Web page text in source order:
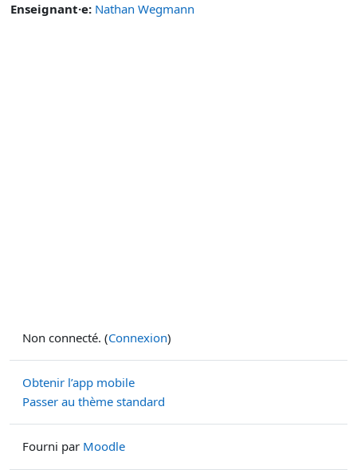
Enseignant·e: Nathan Wegmann
Non connecté. (Connexion)
Obtenir l’app mobile
Passer au thème standard
Fourni par Moodle